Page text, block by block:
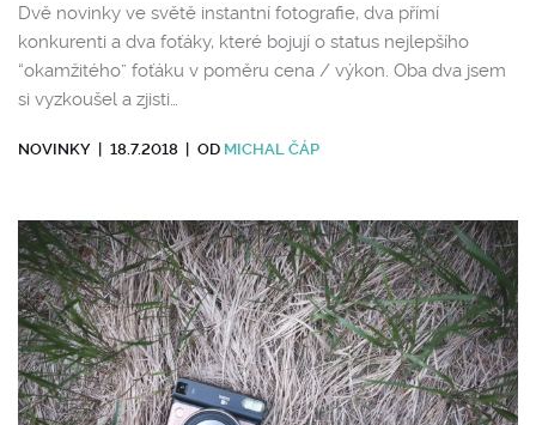
Dvě novinky ve světě instantní fotografie, dva přímí
konkurenti a dva foťáky, které bojují o status nejlepšího
“okamžitého” foťáku v poměru cena / výkon. Oba dva jsem
si vyzkoušel a zjisti…
NOVINKY 18.7.2018 OD MICHAL ČÁP